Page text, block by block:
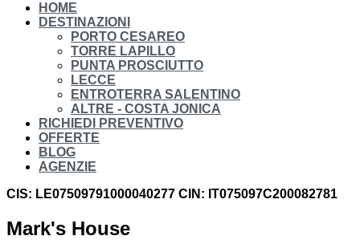
HOME
DESTINAZIONI
PORTO CESAREO
TORRE LAPILLO
PUNTA PROSCIUTTO
LECCE
ENTROTERRA SALENTINO
ALTRE - COSTA JONICA
RICHIEDI PREVENTIVO
OFFERTE
BLOG
AGENZIE
CIS: LE07509791000040277 CIN: IT075097C200082781
Mark's House